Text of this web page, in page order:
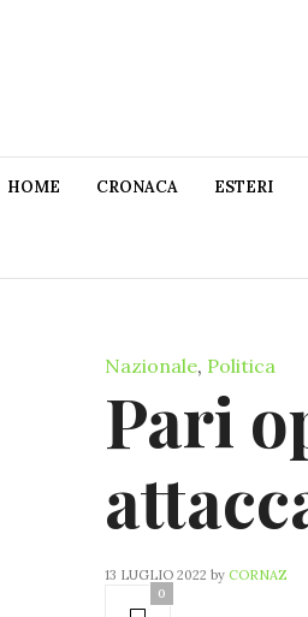
HOME CRONACA ESTERI
Nazionale, Politica
Pari
13 LUGLIO 2022 by CORNAZ
0